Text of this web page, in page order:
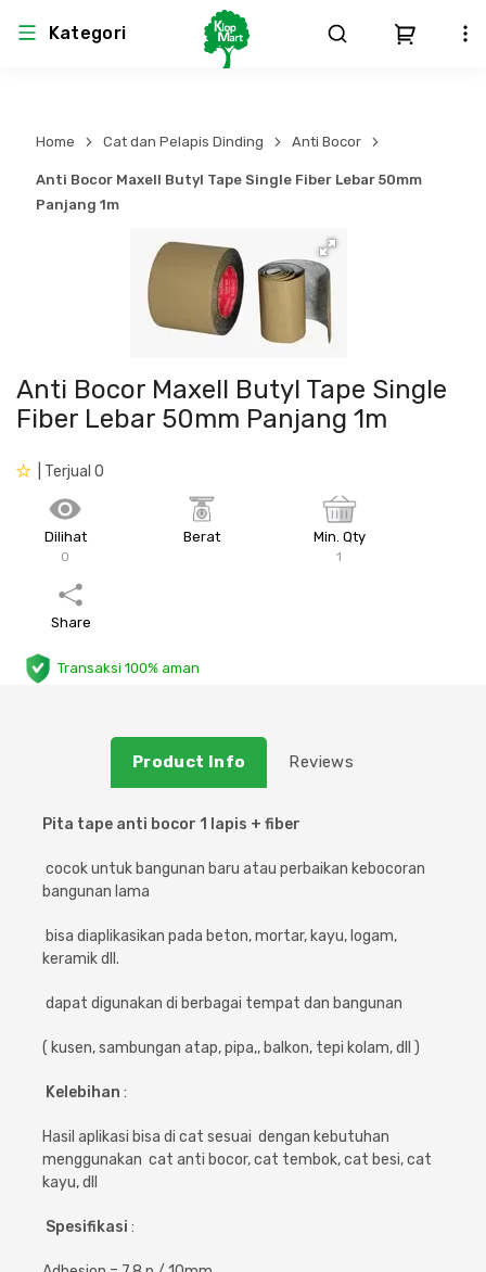
Kategori
Atap & Rangka
Dinding
Pintu, Jendela & Perlengkapan
Cat dan Pelapis Dinding
Plafon & Partisi
Konstruksi
Saniter
Produk Teknikal & Kimia
Perlengkapan
Besi Beton & Wiremesh
Material Alam
Sistem Pengudaraan
Sistem Penanggulangan Kebakaran
Sistem Pemipaan
Peralatan Elektronik
Sistem Elektrikal
Home Cat dan Pelapis Dinding Anti Bocor
Anti Bocor Maxell Butyl Tape Single Fiber Lebar 50mm
Panjang 1m
Anti Bocor Maxell Butyl Tape Single
Fiber Lebar 50mm Panjang 1m
| Terjual 0
Dilihat
0
Berat Min. Qty
1
Share
Transaksi 100% aman
Product Info Reviews
Pita tape anti bocor 1 lapis + fiber
cocok untuk bangunan baru atau perbaikan kebocoran
bangunan lama
bisa diaplikasikan pada beton, mortar, kayu, logam,
keramik dll.
dapat digunakan di berbagai tempat dan bangunan
( kusen, sambungan atap, pipa,, balkon, tepi kolam, dll )
Kelebihan :
Hasil aplikasi bisa di cat sesuai dengan kebutuhan
menggunakan cat anti bocor, cat tembok, cat besi, cat
kayu, dll
Spesifikasi :